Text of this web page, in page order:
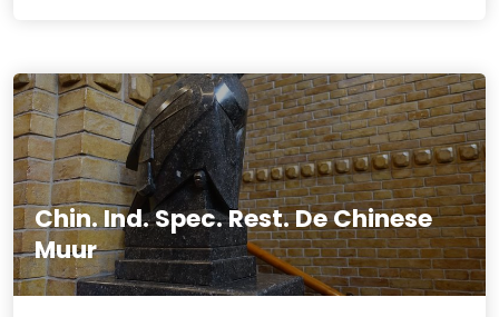
Chin. Ind. Spec. Rest. De Chinese
Muur